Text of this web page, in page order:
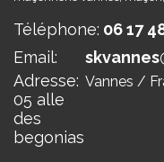
Téléphone: 06 17
Email:
Adresse:
05 alle
des
begonias
Vannes /